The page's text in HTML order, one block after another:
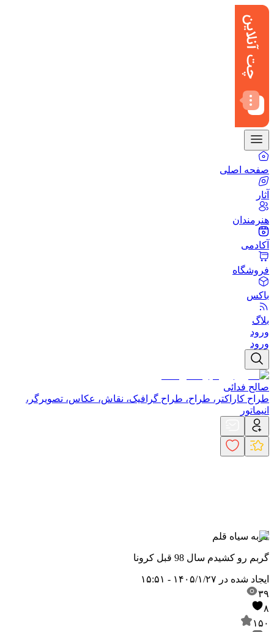
صفحه اصلی
آثار
هنرمندان
آکادمی
فروشگاه
باکس
بلاگ
ورود
ورود
صالح فدائی
طراح کاراکتر، طراح، طراح گرافیک، نقاش، عکاس، تصویرگر،
انیماتور
گربه سیاه قلم
گربم رو کشیدم سال 98 قبل کرونا
ایجاد شده در ۱۴۰۵/۱/۲۷ - ۱۵:۵۱
۳۹
۸
۱۵۰